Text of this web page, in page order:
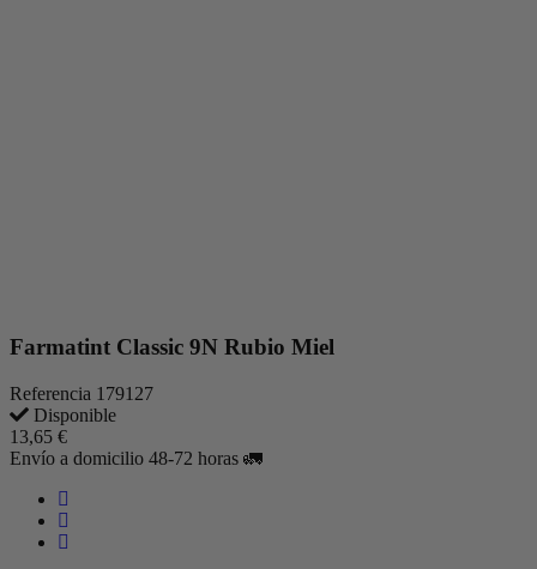
Farmatint Classic 9N Rubio Miel
Referencia 179127
Disponible
13,65 €
Envío a domicilio 48-72 horas 🚛